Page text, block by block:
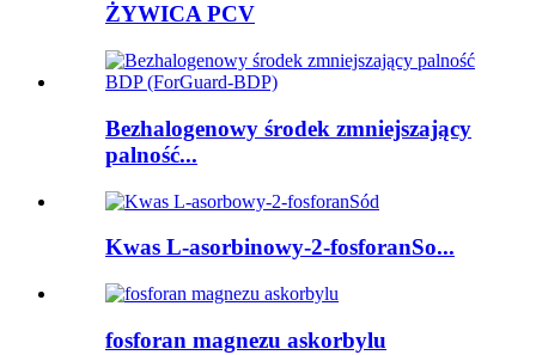
ŻYWICA PCV
Bezhalogenowy środek zmniejszający
palność...
Kwas L-asorbinowy-2-fosforanSo...
fosforan magnezu askorbylu